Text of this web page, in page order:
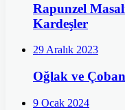
Rapunzel
Kardeşler
29 Aralık 2023
Oğlak ve
9 Ocak 2024